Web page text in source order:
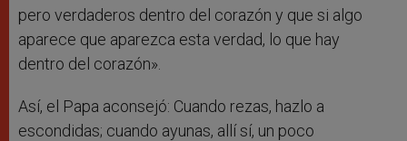
pero verdaderos dentro del corazón y que si algo
aparece que aparezca esta verdad, lo que hay
dentro del corazón».
Así, el Papa aconsejó: Cuando rezas, hazlo a
escondidas; cuando ayunas, allí sí, un poco